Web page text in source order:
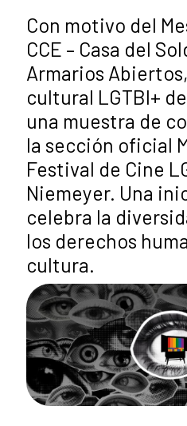
Con motivo del
CCE – Casa del
Armarios
cultural LGTBI+
una muestra de
la sección oficial
Festival de Cine
Niemeyer. Una
celebra la
los derechos
cultura.